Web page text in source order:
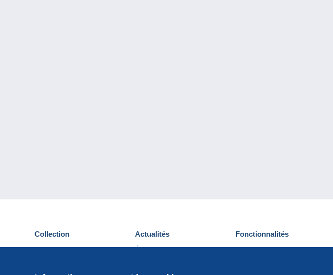
Collection
Cartes postales
Actualités
Événements Delcampe
Fonctionnalités
Nouveautés